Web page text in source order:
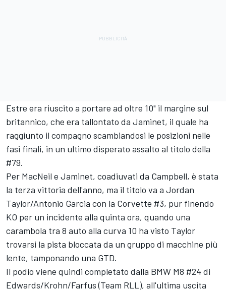
Estre era riuscito a portare ad oltre 10" il margine sul
britannico, che era tallontato da Jaminet, il quale ha
raggiunto il compagno scambiandosi le posizioni nelle
fasi finali, in un ultimo disperato assalto al titolo della
#79.
Per MacNeil e Jaminet, coadiuvati da Campbell, è stata
la terza vittoria dell'anno, ma il titolo va a Jordan
Taylor/Antonio Garcia con la Corvette #3, pur finendo
KO per un incidente alla quinta ora, quando una
carambola tra 8 auto alla curva 10 ha visto Taylor
trovarsi la pista bloccata da un gruppo di macchine più
lente, tamponando una GTD.
Il podio viene quindi completato dalla BMW M8 #24 di
Edwards/Krohn/Farfus (Team RLL), all'ultima uscita